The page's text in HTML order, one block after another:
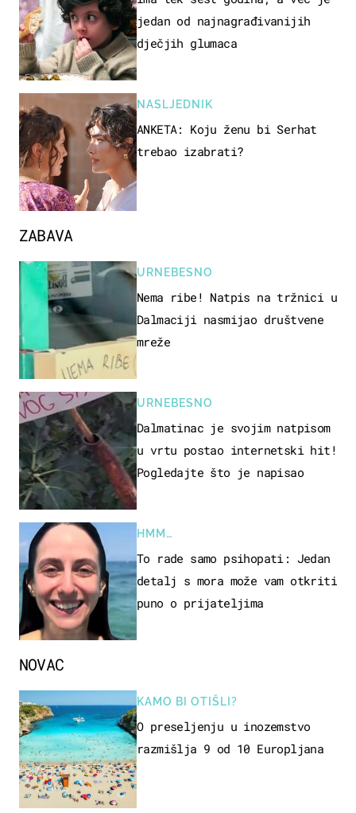
ZABAVA
URNEBESNO
Nema ribe! Natpis na tržnici u
Dalmaciji nasmijao društvene
mreže
URNEBESNO
Dalmatinac je svojim natpisom
u vrtu postao internetski hit!
Pogledajte što je napisao
HMM…
To rade samo psihopati: Jedan
detalj s mora može vam otkriti
puno o prijateljima
jedan od najnagrađivanijih
dječjih glumaca
NASLJEDNIK
ANKETA: Koju ženu bi Serhat
trebao izabrati?
NOVAC
KAMO BI OTIŠLI?
O preseljenju u inozemstvo
razmišlja 9 od 10 Europljana